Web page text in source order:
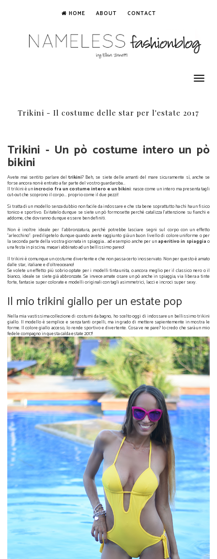
HOME ABOUT CONTACT
Toggle
navigation
Trikini - Il costume delle star per l'estate 2017
Trikini - Un pò costume intero un pò
bikini
Avete mai sentito parlare del trikini? Beh, se siete delle amanti del mare sicuramente sì, anche se
forse ancora non è entrato a far parte del vostro guardaroba...
Il trikini è unincrocio fra un costume intero e un bikini: nasce come un intero ma presenta tagli
cut-out che scoprono il corpo... proprio come il due pezzi!
Si tratta di un modello senza dubbio non facile da indossare e che sta bene soprattutto ha chi ha un fisico
tonico e sportivo. Evitatelo dunque se siete un pò formosette perché catalizza l'attenzione su fianchi e
addome, che dovranno dunque essere ben definiti.
Non è inoltre ideale per l'abbronzatura, perchè potrebbe lasciare segni sul corpo con un effetto
"arlecchino": prediligetelo dunque quando avete raggiunto già un buon livello di colore uniforme o per
la seconda parte della vostra giornata in spiaggia... ad esempio anche per unaperitivo in spiaggiao
una festa in piscina, magari abbinato ad un bellissimo pareo!
Il trikini è comunque un costume divertente e che non passa certo inosservato. Non per questo è amato
dalle star, italiane e d'oltreoceano!
Se volete un effetto più sobrio optate per i modelli tinta unita, o ancora meglio per il classico nero o il
bianco, ideale se siete già abbronzate. Se invece amate osare un pò anche in spiaggia, via libera a tinte
forte, fantasie super colorate e modelli originali con tagli asimmetrici, lacci e incroci super sexy.
Il mio trikini giallo per un estate pop
Nella mia vastissima collezione di costumi da bagno, ho scelto oggi di indossare un bellissimo trikini
giallo. Il modello è semplice e senza tanti orpelli, ma in grado di mettere sapientemente in mostra le
forme. Il colore giallo acceso, lo rende sportivo e divertente. Cosa ve ne pare? Io credo che sarà un mio
fedele compagno in questa calda estate 2017!